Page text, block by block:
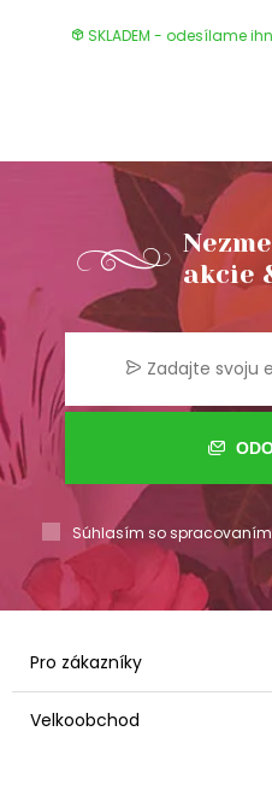
SKLADEM - odesílame
akcie
Súhlasím so spracovaním
Pro zákazníky
Velkoobchod